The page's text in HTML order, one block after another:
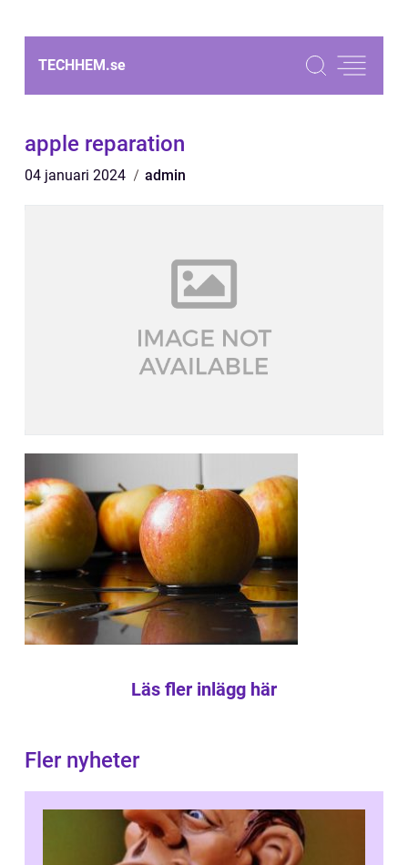
TECHHEM.se
apple reparation
04 januari 2024 admin
Läs fler inlägg här
Fler nyheter